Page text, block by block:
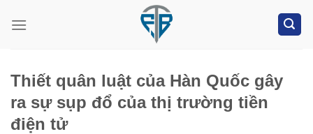
Thiết quân luật của Hàn Quốc gây
ra sự sụp đổ của thị trường tiền
điện tử